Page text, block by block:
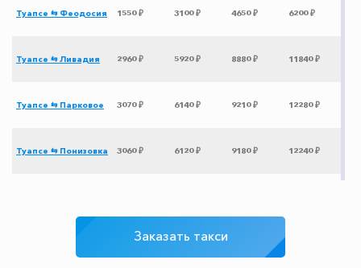
Туапсе ⇆ Феодосия 1550 ₽ 3100 ₽ 4650 ₽ 6200 ₽
Туапсе ⇆ Ливадия 2960 ₽ 5920 ₽ 8880 ₽ 11840 ₽
Туапсе ⇆ Парковое 3070 ₽ 6140 ₽ 9210 ₽ 12280 ₽
Туапсе ⇆ Понизовка 3060 ₽ 6120 ₽ 9180 ₽ 12240 ₽
Туапсе ⇆ Коса
Заказать такси